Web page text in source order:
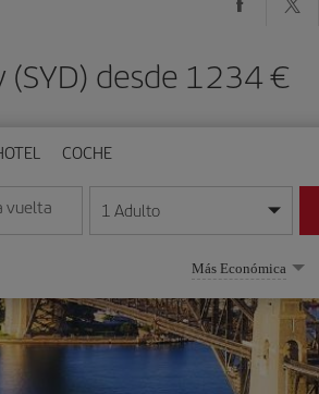
(SYD) desde 1234 €
COCHE
mes/año
vuelta
la fecha en formato día/mes/año
1 Adulto
Más Económica